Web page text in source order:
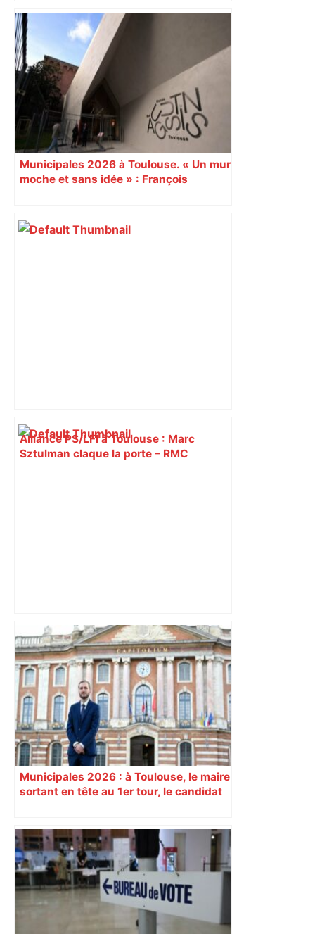
Municipales 2026 à Toulouse. « Un mur
moche et sans idée » : François
Augustins
Alliance PS/LFI à Toulouse : Marc
Sztulman claque la porte – RMC
Après la fusion avec la liste PS
Toulouse, le candidat LFI salue "une
dynamique qui nous oblige à la
responsabilité" – Franceinfo
Municipales 2026 : à Toulouse, le maire
sortant en tête au 1er tour, le candidat